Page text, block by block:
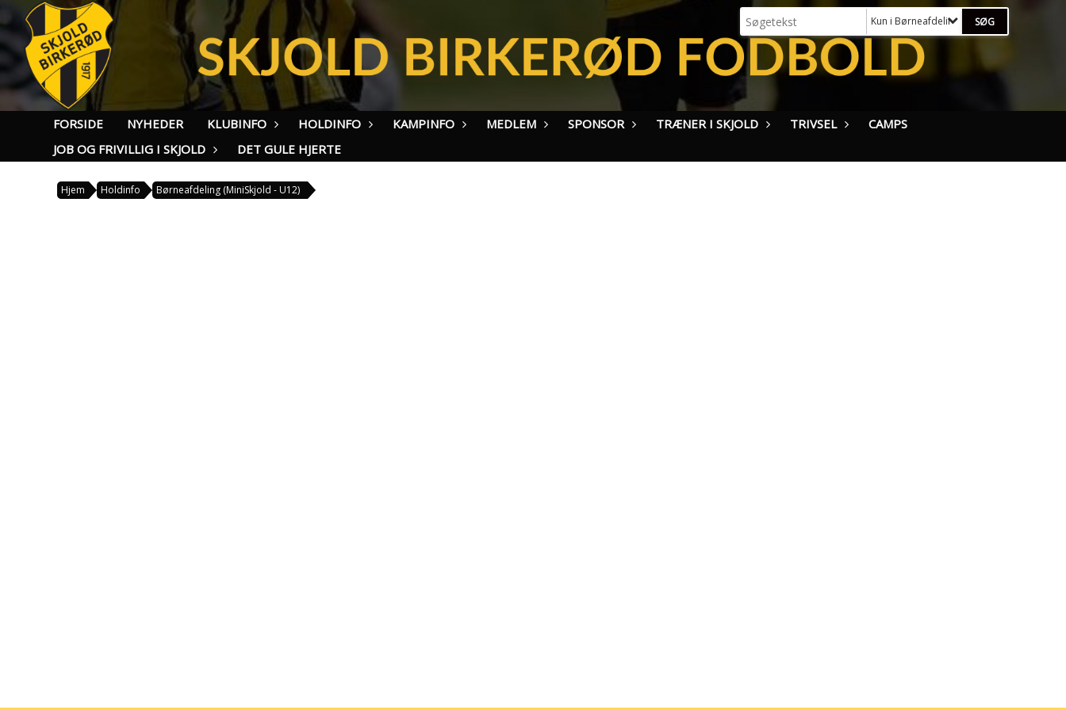
Kun i Børneafdeling (MiniSkjold - U12)
FORSIDE NYHEDER KLUBINFO HOLDINFO KAMPINFO MEDLEM SPONSOR TRÆNER I SKJOLD TRIVSEL
CAMPS
JOB OG FRIVILLIG I SKJOLD
DET GULE HJERTE
Hjem Holdinfo Børneafdeling (MiniSkjold - U12)